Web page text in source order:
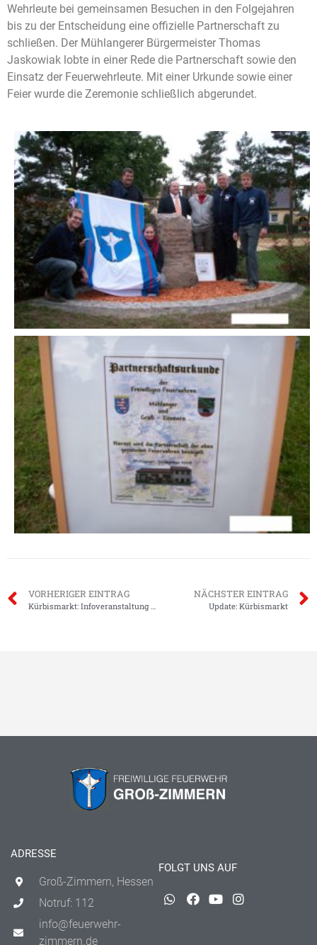
Wehrleute bei gemeinsamen Besuchen in den Folgejahren
bis zu der Entscheidung eine offizielle Partnerschaft zu
schließen. Der Mühlangerer Bürgermeister Thomas
Jaskowiak lobte in einer Rede die Partnerschaft sowie den
Einsatz der Feuerwehrleute. Mit einer Urkunde sowie einer
Feier wurde die Zeremonie schließlich abgerundet.
VORHERIGER EINTRAG NÄCHSTER EINTRAG
Update: Kürbismarkt
ADRESSE
Groß-Zimmern, Hessen
Notruf: 112
info@feuerwehr-
zimmern.de
FOLGT UNS AUF